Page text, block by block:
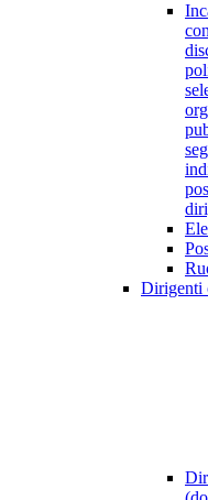
Dirigenti